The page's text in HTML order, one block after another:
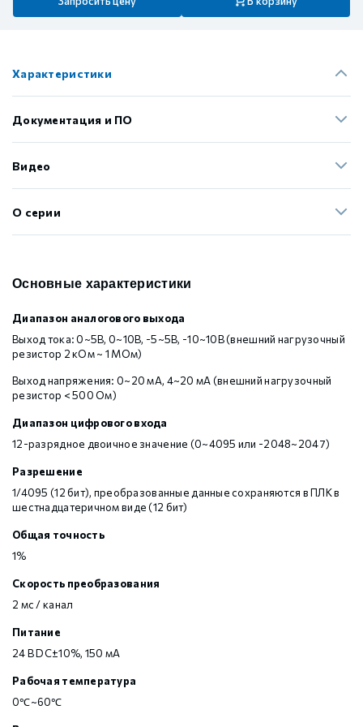
Характеристики
Документация и ПО
Видео
О серии
Основные характеристики
Диапазон аналогового выхода
Выход тока: 0~5В, 0~10В, -5~5В, -10~10В (внешний нагрузочный
резистор 2 кОм ~ 1 МОм)
Выход напряжения: 0~20 мА, 4~20 мА (внешний нагрузочный
резистор < 500 Ом)
Диапазон цифрового входа
12-разрядное двоичное значение (0~4095 или -2048~2047)
Разрешение
1/4095 (12 бит), преобразованные данные сохраняются в ПЛК в
шестнадцатеричном виде (12 бит)
Общая точность
1%
Скорость преобразования
2 мс / канал
Питание
24 В DC±10%, 150 мА
Рабочая температура
0℃~60℃